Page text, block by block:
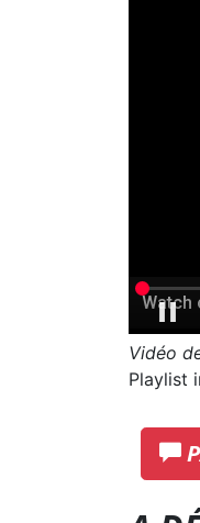
Vidéo
Playlist